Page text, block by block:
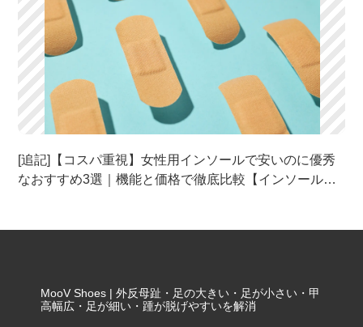
[追記]【コスパ重視】女性用インソールで安いのに優秀
なおすすめ3選｜機能と価格で徹底比較【インソールの
MooV Shoes | 外反母趾・足の大きい・足が小さい・甲
高幅広・足が細い・踵が脱げやすいを解消